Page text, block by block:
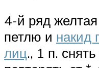
4-й ряд
петлю и накид
лиц., 1 п.